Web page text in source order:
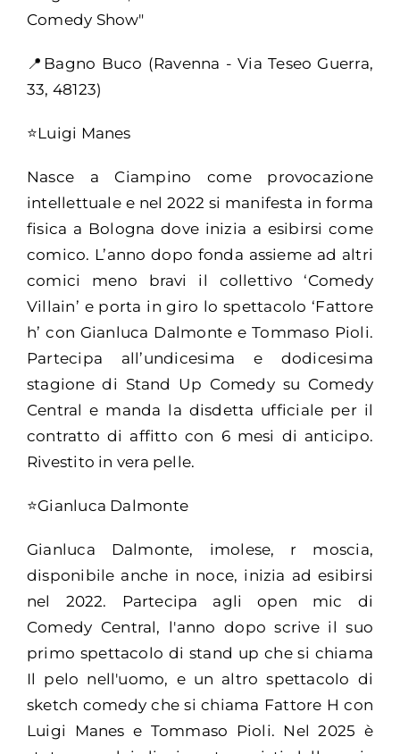
Comedy Show"
📍Bagno Buco (Ravenna - Via Teseo Guerra,
33, 48123)
⭐Luigi Manes
Nasce a Ciampino come provocazione
intellettuale e nel 2022 si manifesta in forma
fisica a Bologna dove inizia a esibirsi come
comico. L’anno dopo fonda assieme ad altri
comici meno bravi il collettivo ‘Comedy
Villain’ e porta in giro lo spettacolo ‘Fattore
h’ con Gianluca Dalmonte e Tommaso Pioli.
Partecipa all’undicesima e dodicesima
stagione di Stand Up Comedy su Comedy
Central e manda la disdetta ufficiale per il
contratto di affitto con 6 mesi di anticipo.
Rivestito in vera pelle.
⭐Gianluca Dalmonte
Gianluca Dalmonte, imolese, r moscia,
disponibile anche in noce, inizia ad esibirsi
nel 2022. Partecipa agli open mic di
Comedy Central, l'anno dopo scrive il suo
primo spettacolo di stand up che si chiama
Il pelo nell'uomo, e un altro spettacolo di
sketch comedy che si chiama Fattore H con
Luigi Manes e Tommaso Pioli. Nel 2025 è